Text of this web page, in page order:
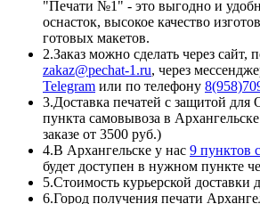
"Печати №1" - это выгодно и
оснасток, высокое качество
готовых макетов.
2.Заказ можно сделать через сайт,
zakaz@pechat-1.ru, через
Telegram или по телефону
3.Доставка печатей с защитой
пункта самовывоза в
заказе от 3500 руб.)
4.В Архангельске у нас 9 пунктов
будет доступен в нужном пункте
5.Стоимость курьерской доставки
6.Город получения печати